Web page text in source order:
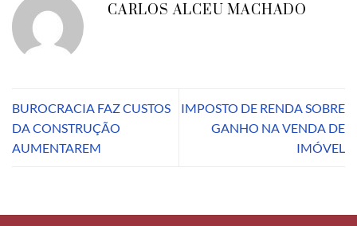
CARLOS ALCEU MACHADO
BUROCRACIA FAZ CUSTOS
DA CONSTRUÇÃO
AUMENTAREM
IMPOSTO DE RENDA SOBRE
GANHO NA VENDA DE
IMÓVEL